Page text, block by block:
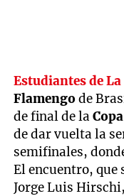
Estudiantes de
Flamengode
de final de la
de dar vuelta la
semifinales,
El encuentro, que
Jorge Luis